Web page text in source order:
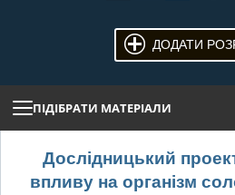
ДОДАТИ
ПІДІБРАТИ МАТЕРІАЛИ
Дослідницький
впливу на організм